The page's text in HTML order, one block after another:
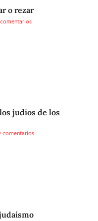
o rezar
judios de los
comentarios